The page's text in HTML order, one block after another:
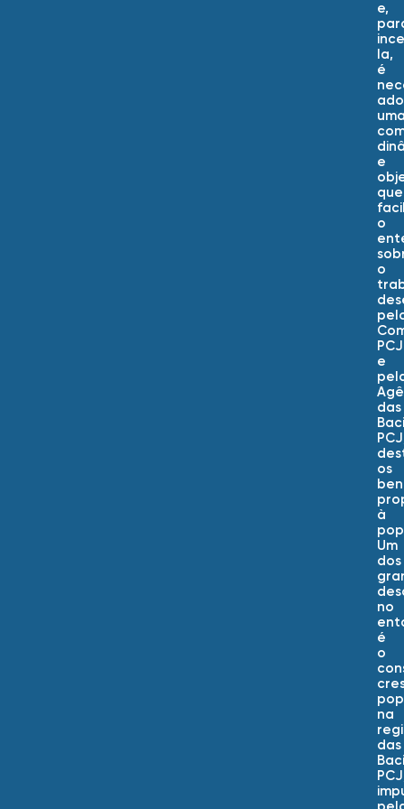
e,
la,
é
e
que
o
o
PCJ
e
das
os
à
Um
dos
no
é
o
na
das